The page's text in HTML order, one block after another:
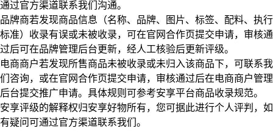
通过官方渠道联系我们沟通。
品牌商若发现商品信息（名称、品牌、图片、标签、配料、执行
标准）收录有误或未被收录，可在官网合作页提交申请，审核通
过后可在品牌管理后台更新，经人工核验后更新评级。
电商商户若发现所售商品未被收录或未归入该商品下，可联系我
们咨询，或在官网合作页提交申请，审核通过后在电商商户管理
后台提交推广申请。具体规则可参考安享平台商品收录规范。
安享评级的解释权归安享好物所有，您可据此进行个人评判，如
有疑问可通过官方渠道联系我们。